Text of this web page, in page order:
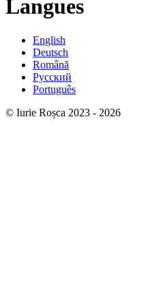
Langues
English
Deutsch
Română
Русский
Português
© Iurie Roșca 2023 - 2026